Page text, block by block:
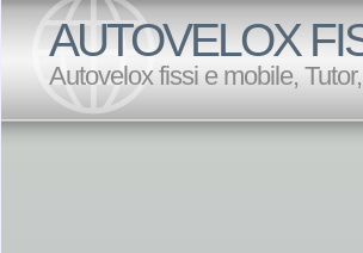
AUTOVELOX
Autovelox fissi e mobile,